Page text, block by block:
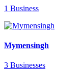
1 Business
Mymensingh
3 Businesses